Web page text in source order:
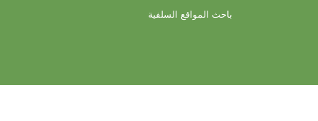
باحث المواقع السلفية